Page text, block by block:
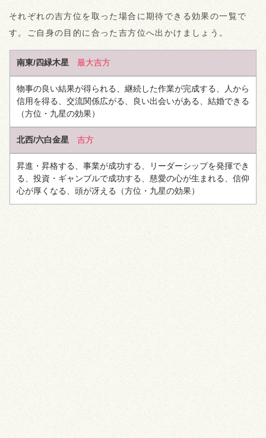
それぞれの吉方位を取った場合に期待できる効果の一覧で
す。ご自身の目的に合った吉方位へ出かけましょう。
南東/四緑木星 最大吉方
物事の良い結果が得られる、継続した作業が完成する、人から
信用を得る、交流関係広がる、良い出会いがある、結婚できる
（方位・九星の効果）
北西/六白金星 吉方
昇進・昇格する、事業が成功する、リーダーシップを発揮でき
る、投資・ギャンブルで成功する、慈愛の心が生まれる、信仰
心が厚くなる、頭が冴える （方位・九星の効果）